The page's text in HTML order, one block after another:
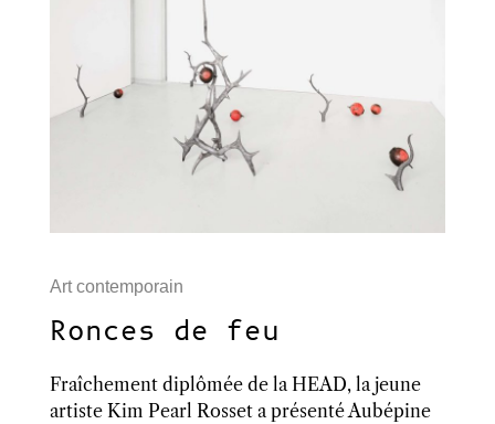
Art contemporain
Ronces de feu
Fraîchement diplômée de la HEAD, la jeune
artiste Kim Pearl Rosset a présenté Aubépine